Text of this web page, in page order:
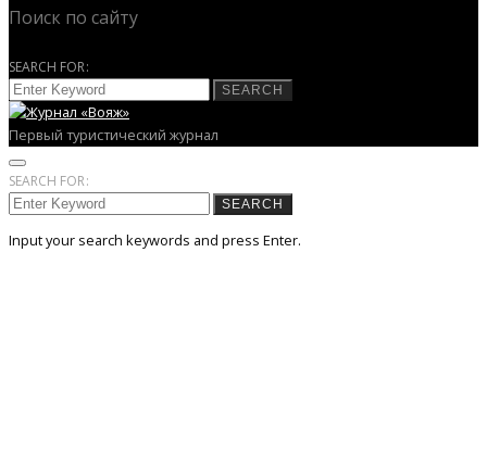
Поиск по сайту
SEARCH FOR:
SEARCH
Первый туристический журнал
SEARCH FOR:
SEARCH
Input your search keywords and press Enter.